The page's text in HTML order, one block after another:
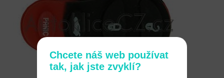
Chcete náš web používat
tak, jak jste zvyklí?